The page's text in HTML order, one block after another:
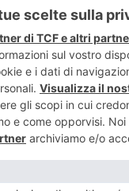
Pubblico di Identità
dai Gestori di
soggetti privati
emesse
civile in Anpas che
in Piemonte
sia su pulmini sia